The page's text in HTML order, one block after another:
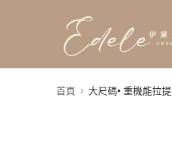
首頁 大尺碼• 重機能拉提